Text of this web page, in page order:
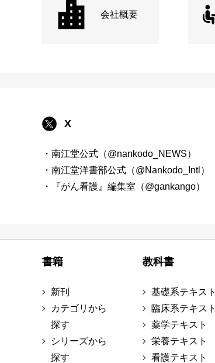
会社概要
X
・南江堂公式（@nankodo_NEWS）
・南江堂洋書部公式（@Nankodo_Intl）
・『がん看護』編集室（@gankango）
書籍
新刊
カテゴリから
探す
シリーズから
探す
教科書
基礎系テキスト
臨床系テキスト
薬学テキスト
栄養テキスト
看護テキスト